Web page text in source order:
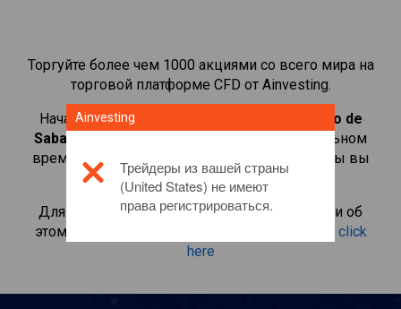
Торгуйте более чем 1000 акциями со всего мира на
торговой платформе CFD от Ainvesting.
Начать торговать CFD-контрактами на
Banco de
Sabadell
. Просматривайте котировки в реальном
времени и получайте дивиденды, как если бы вы
владели самой акцией.
Для получения дополнительной информации об
этом инвестиционном продукте, пожалуйста click
here
Ainvesting
Трейдеры из вашей страны
(United States) не имеют
права регистрироваться.